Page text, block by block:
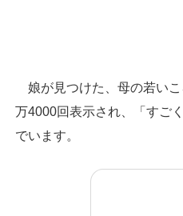
娘が見つけた、母の若い
万4000回表示され、「すご
でいます。